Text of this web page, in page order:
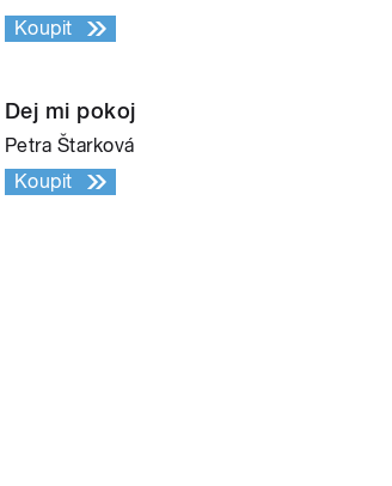
Koupit
Dej mi pokoj
Petra Štarková
Koupit